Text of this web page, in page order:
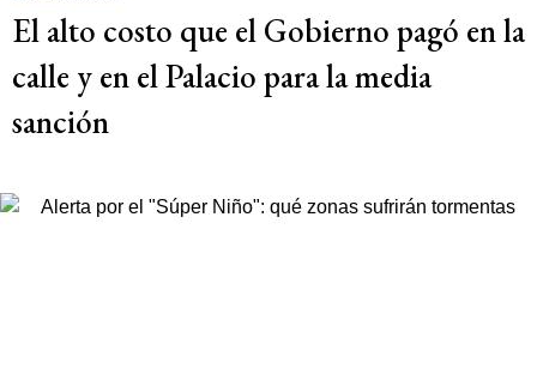
El alto costo que el Gobierno pagó en la
calle y en el Palacio para la media
sanción